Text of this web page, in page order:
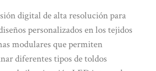
digital de alta resolución para
personalizados en los tejidos
modulares que permiten
diferentes tipos de toldos